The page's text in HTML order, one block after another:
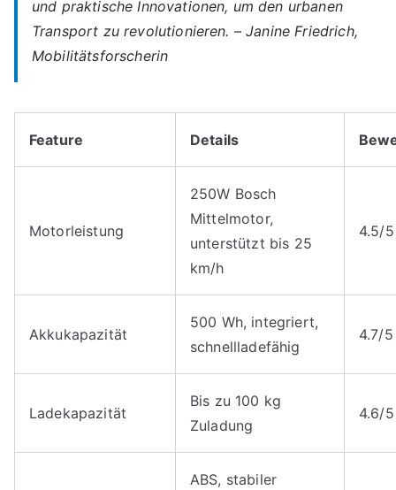
und praktische Innovationen, um den urbanen
Transport zu revolutionieren. – Janine Friedrich,
Mobilitätsforscherin
Feature Details
Motorleistung
250W Bosch
Mittelmotor,
unterstützt bis 25
km/h
4.5/5
Akkukapazität
500 Wh, integriert,
schnellladefähig
4.7/5
Ladekapazität
Bis zu 100 kg
Zuladung
4.6/5
ABS, stabiler